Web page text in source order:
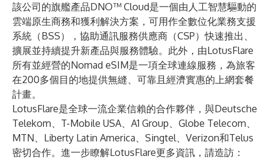
該公司的旗艦產品DNO™ Cloud是一個由人工智慧驅動的
雲端原生商務和獲利解決方案，可用作全數位化業務支援
系統（BSS），協助通訊服務供應商（CSP）快速推出、
擴展並持續提升新產品與服務體驗。此外，由LotusFlare
所有並經營的Nomad eSIM是一項全球連線服務，為旅客
在200多個目的地提供無縫、可靠且經濟實惠的上網套餐
計畫。
LotusFlare是全球一流企業信賴的合作夥伴，與Deutsche
Telekom、T-Mobile USA、A1 Group、Globe Telecom、
MTN、Liberty Latin America、Singtel、Verizon和Telus
密切合作。進一步瞭解LotusFlare更多資訊，請造訪：